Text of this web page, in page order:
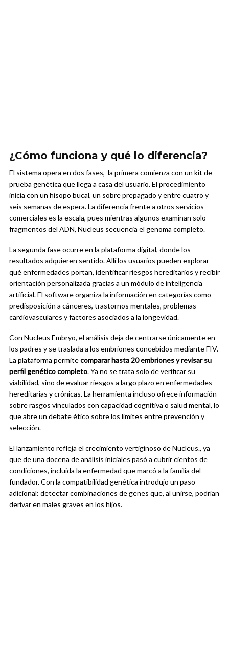
¿Cómo funciona y qué lo diferencia?
El sistema opera en dos fases, la primera comienza con un kit de
prueba genética que llega a casa del usuario. El procedimiento
inicia con un hisopo bucal, un sobre prepagado y entre cuatro y
seis semanas de espera. La diferencia frente a otros servicios
comerciales es la escala, pues mientras algunos examinan solo
fragmentos del ADN, Nucleus secuencia el genoma completo.
La segunda fase ocurre en la plataforma digital, donde los
resultados adquieren sentido. Allí los usuarios pueden explorar
qué enfermedades portan, identificar riesgos hereditarios y recibir
orientación personalizada gracias a un módulo de inteligencia
artificial. El software organiza la información en categorías como
predisposición a cánceres, trastornos mentales, problemas
cardiovasculares y factores asociados a la longevidad.
Con Nucleus Embryo, el análisis deja de centrarse únicamente en
los padres y se traslada a los embriones concebidos mediante FIV.
La plataforma permitecomparar hasta 20 embriones y revisar su
perfil genético completo. Ya no se trata solo de verificar su
viabilidad, sino de evaluar riesgos a largo plazo en enfermedades
hereditarias y crónicas. La herramienta incluso ofrece información
sobre rasgos vinculados con capacidad cognitiva o salud mental, lo
que abre un debate ético sobre los límites entre prevención y
selección.
El lanzamiento refleja el crecimiento vertiginoso de Nucleus., ya
que de una docena de análisis iniciales pasó a cubrir cientos de
condiciones, incluida la enfermedad que marcó a la familia del
fundador. Con la compatibilidad genética introdujo un paso
adicional: detectar combinaciones de genes que, al unirse, podrían
derivar en males graves en los hijos.